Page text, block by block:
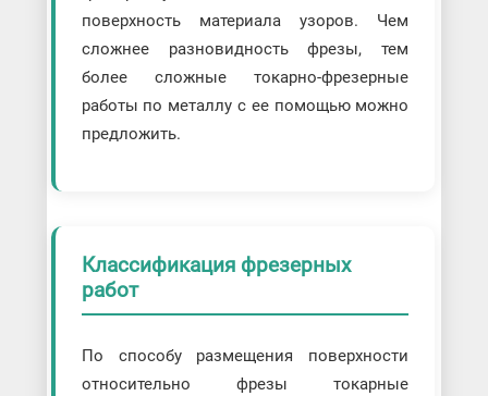
поверхность материала узоров. Чем
сложнее разновидность фрезы, тем
более сложные токарно-фрезерные
работы по металлу с ее помощью можно
предложить.
Классификация фрезерных
работ
По способу размещения поверхности
относительно фрезы токарные